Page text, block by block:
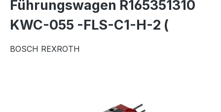
Führungswagen R165351310
KWC-055 -FLS-C1-H-2 (
BOSCH REXROTH